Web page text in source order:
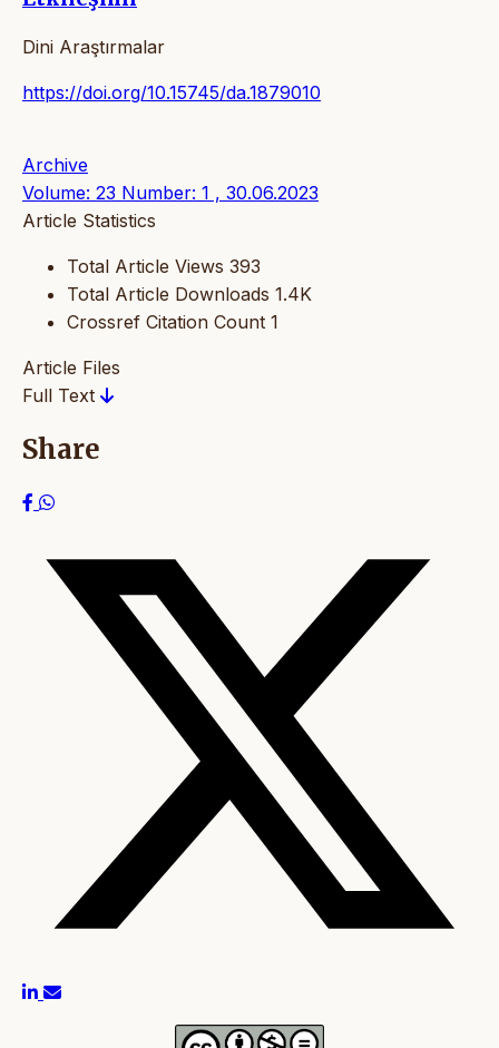
Dini Araştırmalar
https://doi.org/10.15745/da.1879010
Archive
Volume: 23 Number: 1 , 30.06.2023
Article Statistics
Total Article Views 393
Total Article Downloads 1.4K
Crossref Citation Count 1
Article Files
Full Text
Share